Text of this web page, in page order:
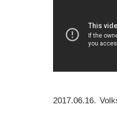
2017.06.16.